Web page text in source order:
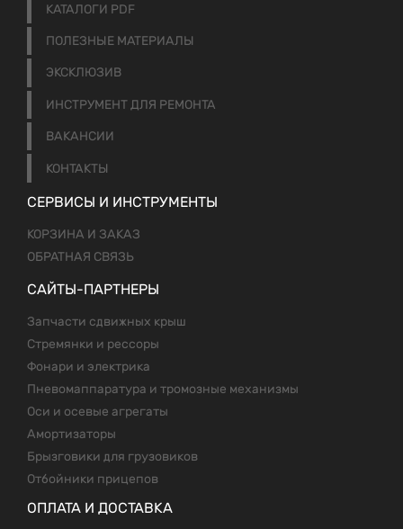
КАТАЛОГИ PDF
ПОЛЕЗНЫЕ МАТЕРИАЛЫ
ЭКСКЛЮЗИВ
ИНСТРУМЕНТ ДЛЯ РЕМОНТА
ВАКАНСИИ
КОНТАКТЫ
СЕРВИСЫ И ИНСТРУМЕНТЫ
КОРЗИНА И ЗАКАЗ
ОБРАТНАЯ СВЯЗЬ
САЙТЫ-ПАРТНЕРЫ
Запчасти сдвижных крыш
Стремянки и рессоры
Фонари и электрика
Пневомаппаратура и тромозные механизмы
Оси и осевые агрегаты
Амортизаторы
Брызговики для грузовиков
Отбойники прицепов
ОПЛАТА И ДОСТАВКА